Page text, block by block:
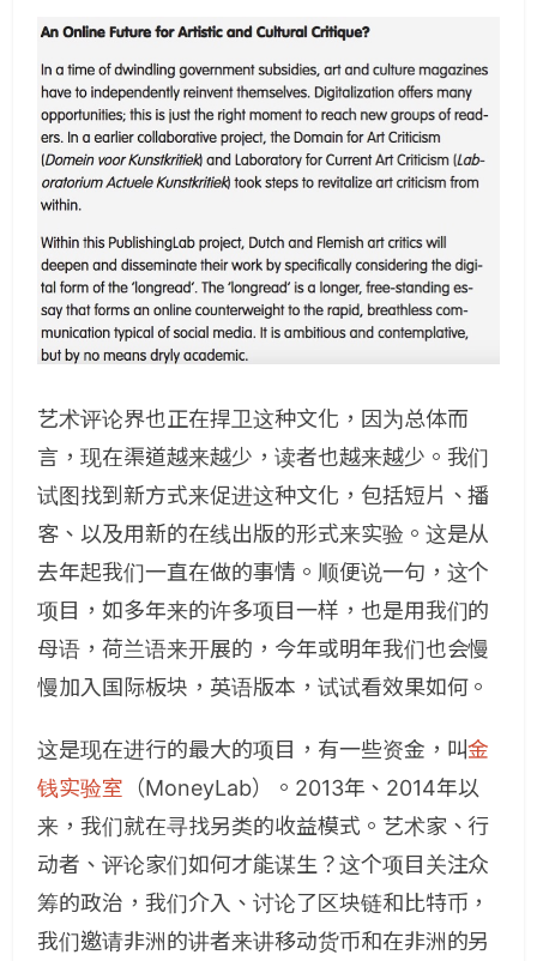
艺术评论界也正在捍卫这种文化，因为总体而
言，现在渠道越来越少，读者也越来越少。我们
试图找到新方式来促进这种文化，包括短片、播
客、以及用新的在线出版的形式来实验。这是从
去年起我们一直在做的事情。顺便说一句，这个
项目，如多年来的许多项目一样，也是用我们的
母语，荷兰语来开展的，今年或明年我们也会慢
慢加入国际板块，英语版本，试试看效果如何。
这是现在进行的最大的项目，有一些资金，叫金
钱实验室 （MoneyLab）。 2013年、2014年以
来，我们就在寻找另类的收益模式。艺术家、行
动者、评论家们如何才能谋生？这个项目关注众
筹的政治，我们介入、讨论了区块链和比特币，
我们邀请非洲的讲者来讲移动货币和在非洲的另